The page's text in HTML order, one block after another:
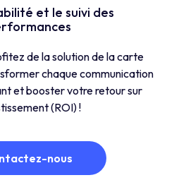
et le suivi des
de la solution de la carte
chaque communication
et booster votre retour sur
(ROI) !
nous